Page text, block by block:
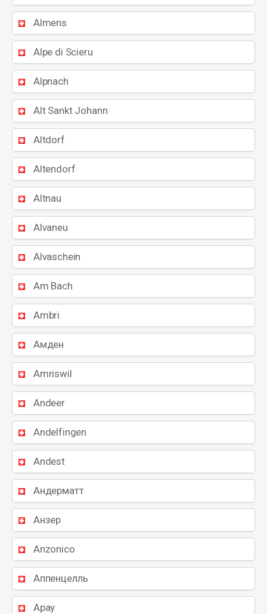
Almens
Alpe di Scieru
Alpnach
Alt Sankt Johann
Altdorf
Altendorf
Altnau
Alvaneu
Alvaschein
Am Bach
Ambri
Амден
Amriswil
Andeer
Andelfingen
Andest
Андерматт
Анзер
Anzonico
Аппенцелль
Арау